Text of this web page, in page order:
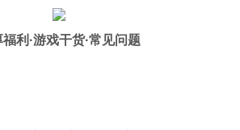
利 ·游戏干货·常见问题